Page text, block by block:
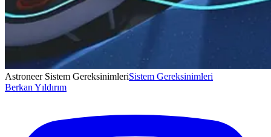
Astroneer Sistem GereksinimleriSistem Gereksinimleri
Berkan Yıldırım